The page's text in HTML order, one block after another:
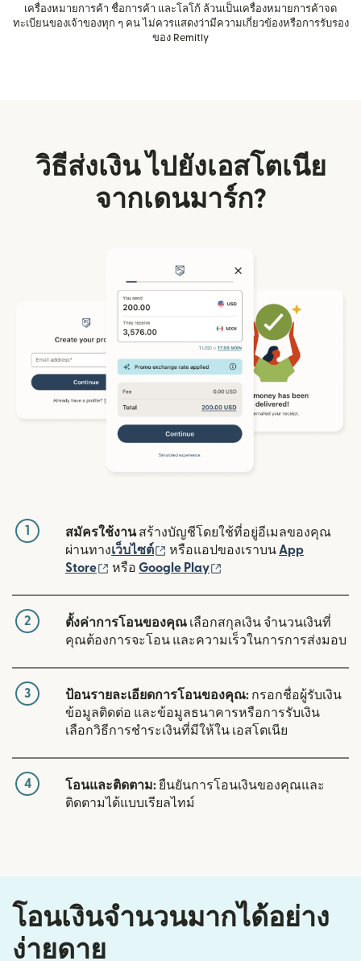
เครื่องหมายการค้า ชื่อการค้า และโลโก้ ล้วนเป็นเครื่องหมายการค้าจด
ทะเบียนของเจ้าของทุก ๆ คน ไม่ควรแสดงว่ามีความเกี่ยวข้องหรือการรับรอง
ของ Remitly
วิธีส่งเงิน ไปยังเอสโตเนีย
จากเดนมาร์ก?
1 สมัครใช้งานสร้างบัญชีโดยใช้ที่อยู่อีเมลของคุณ
ผ่านทางเว็บไซต์ (เปิดในหน้าต่างใหม่)
หรือแอปของเราบน App
Store
(เปิดในหน้าต่างใหม่)
หรือ Google Play
2 ตั้งค่าการโอนของคุณ เลือกสกุลเงิน จำนวนเงินที่
คุณต้องการจะโอน และความเร็วในการการส่งมอบ
3 ป้อนรายละเอียดการโอนของคุณ: กรอกชื่อผู้รับเงิน
ข้อมูลติดต่อ และข้อมูลธนาคารหรือการรับเงิน
เลือกวิธีการชำระเงินที่มีให้ใน เอสโตเนีย
4 โอนและติดตาม:ยืนยันการโอนเงินของคุณและ
ติดตามได้แบบเรียลไทม์
โอนเงินจำนวนมากได้อย่าง
ง่ายดาย